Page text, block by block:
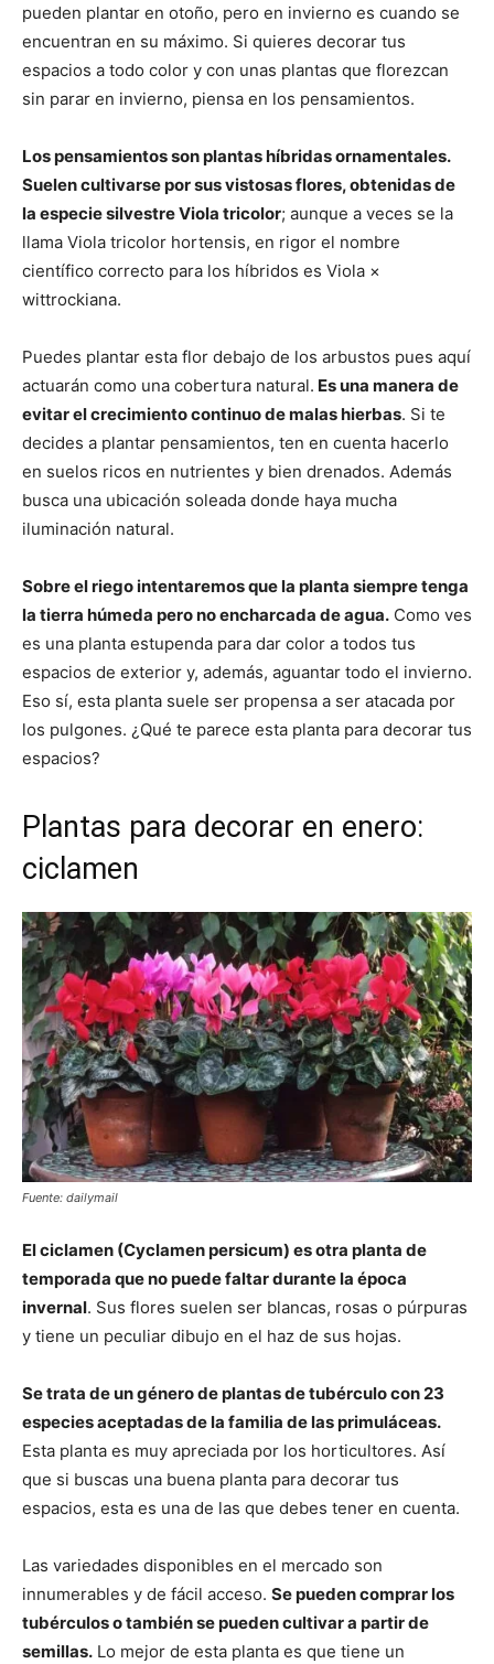
pueden plantar en otoño, pero en invierno es cuando se
encuentran en su máximo. Si quieres decorar tus
espacios a todo color y con unas plantas que florezcan
sin parar en invierno, piensa en los pensamientos.
Los pensamientos son plantas híbridas ornamentales.
Suelen cultivarse por sus vistosas flores, obtenidas de
la especie silvestre Viola tricolor; aunque a veces se la
llama Viola tricolor hortensis, en rigor el nombre
científico correcto para los híbridos es Viola ×
wittrockiana.
Puedes plantar esta flor debajo de los arbustos pues aquí
actuarán como una cobertura natural. Es una manera de
evitar el crecimiento continuo de malas hierbas. Si te
decides a plantar pensamientos, ten en cuenta hacerlo
en suelos ricos en nutrientes y bien drenados. Además
busca una ubicación soleada donde haya mucha
iluminación natural.
Sobre el riego intentaremos que la planta siempre tenga
la tierra húmeda pero no encharcada de agua. Como ves
es una planta estupenda para dar color a todos tus
espacios de exterior y, además, aguantar todo el invierno.
Eso sí, esta planta suele ser propensa a ser atacada por
los pulgones. ¿Qué te parece esta planta para decorar tus
espacios?
Plantas para decorar en enero:
ciclamen
Fuente: dailymail
El ciclamen (Cyclamen persicum) es otra planta de
temporada que no puede faltar durante la época
invernal. Sus flores suelen ser blancas, rosas o púrpuras
y tiene un peculiar dibujo en el haz de sus hojas.
Se trata de un género de plantas de tubérculo con 23
especies aceptadas de la familia de las primuláceas.
Esta planta es muy apreciada por los horticultores. Así
que si buscas una buena planta para decorar tus
espacios, esta es una de las que debes tener en cuenta.
Las variedades disponibles en el mercado son
innumerables y de fácil acceso. Se pueden comprar los
tubérculos o también se pueden cultivar a partir de
semillas. Lo mejor de esta planta es que tiene un